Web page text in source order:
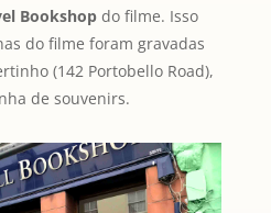
Bookshop do filme. Isso
do filme foram gravadas
(142 Portobello Road),
de souvenirs.